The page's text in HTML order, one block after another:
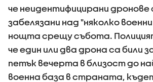
че неидентифицирани дронове
забелязани над "няколко
нощта срещу събота.
че един или два дрона са били
петък вечерта в близост до
военна база в страната,